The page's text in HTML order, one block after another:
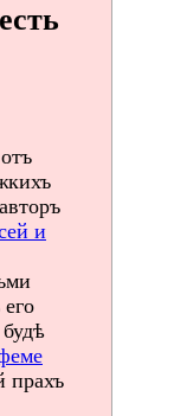
и
прахъ